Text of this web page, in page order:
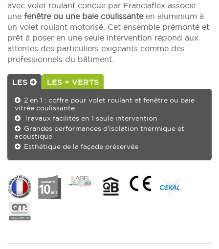
avec volet roulant conçue par Franciaflex associe
une fenêtre ou une baie coulissanteen aluminium à
un volet roulant motorisé. Cet ensemble prémonté et
prêt à poser en une seule intervention répond aux
attentes des particuliers exigeants comme des
professionnels du bâtiment.
LES LES + VERTS
2 en 1 : coffre pour volet roulant et fenêtre ou baie
vitrée coulissante
Travaux facilités en 1 seule intervention
Grandes performances d’isolation thermique et
acoustique
Esthétique de la façade préservée